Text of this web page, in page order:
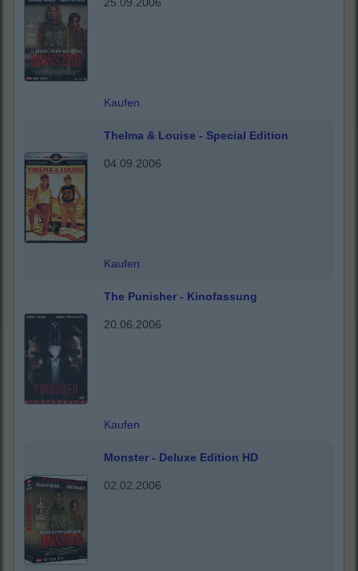
25.09.2006
Kaufen
Thelma & Louise - Special Edition
04.09.2006
Kaufen
The Punisher - Kinofassung
20.06.2006
Kaufen
Monster - Deluxe Edition HD
02.02.2006